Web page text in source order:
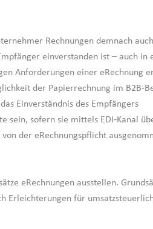
Rechnungen demnach
einverstanden ist – auch in
Anforderungen einer eRechnung
der Papierrechnung im B2B-
Einverständnis des Empfängers
sein, sofern sie mittels EDI‑Kanal
der eRechnungspflicht
eRechnungen ausstellen.
Erleichterungen für